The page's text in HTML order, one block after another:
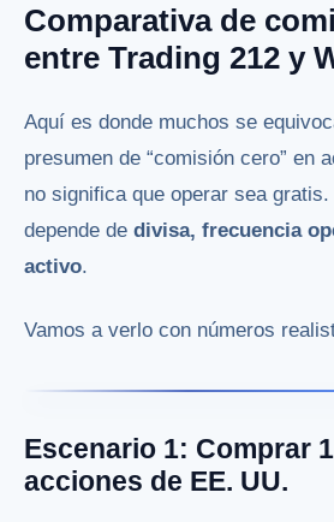
Comparativa de
entre Trading 212 y
Aquí es donde muchos se
presumen de “comisión cero” en
no significa que operar sea
depende de divisa, frecuencia
activo.
Vamos a verlo con números
Escenario 1: Comprar
acciones de EE. UU.